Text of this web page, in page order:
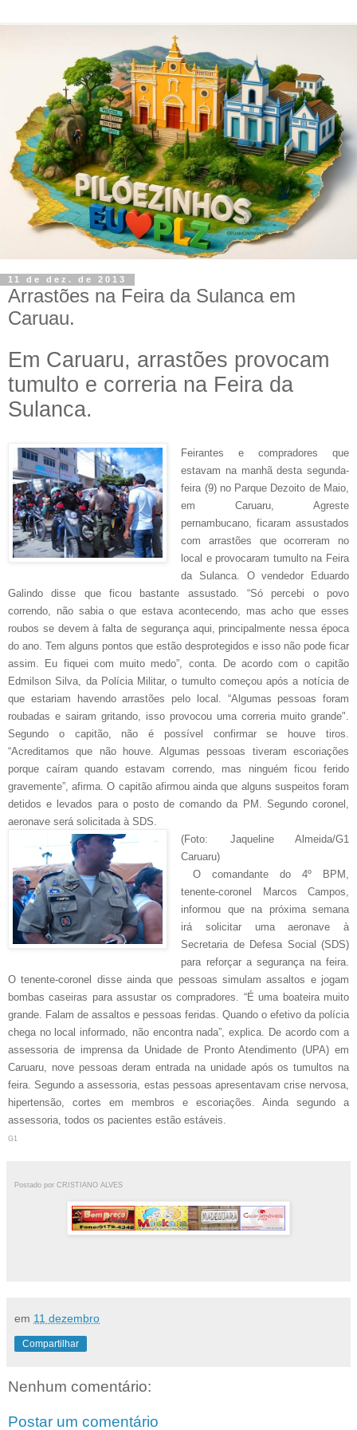
11 de dez. de 2013
Arrastões na Feira da Sulanca em
Caruau.
Em Caruaru, arrastões provocam
tumulto e correria na Feira da
Sulanca.
Feirantes e compradores que
estavam na manhã desta segunda-
feira (9) no Parque Dezoito de Maio,
em Caruaru, Agreste
pernambucano, ficaram assustados
com arrastões que ocorreram no
local e provocaram tumulto na Feira
da Sulanca. O vendedor Eduardo
Galindo disse que ficou bastante assustado. “Só percebi o povo
correndo, não sabia o que estava acontecendo, mas acho que esses
roubos se devem à falta de segurança aqui, principalmente nessa época
do ano. Tem alguns pontos que estão desprotegidos e isso não pode ficar
assim. Eu fiquei com muito medo”, conta. De acordo com o capitão
Edmilson Silva, da Polícia Militar, o tumulto começou após a notícia de
que estariam havendo arrastões pelo local. “Algumas pessoas foram
roubadas e sairam gritando, isso provocou uma correria muito grande".
Segundo o capitão, não é possível confirmar se houve tiros.
“Acreditamos que não houve. Algumas pessoas tiveram escoriações
porque caíram quando estavam correndo, mas ninguém ficou ferido
gravemente”, afirma. O capitão afirmou ainda que alguns suspeitos foram
detidos e levados para o posto de comando da PM. Segundo coronel,
aeronave será solicitada à SDS.
(Foto: Jaqueline Almeida/G1
Caruaru)
O comandante do 4º BPM,
tenente-coronel Marcos Campos,
informou que na próxima semana
irá solicitar uma aeronave à
Secretaria de Defesa Social (SDS)
para reforçar a segurança na feira.
O tenente-coronel disse ainda que pessoas simulam assaltos e jogam
bombas caseiras para assustar os compradores. “É uma boateira muito
grande. Falam de assaltos e pessoas feridas. Quando o efetivo da polícia
chega no local informado, não encontra nada”, explica. De acordo com a
assessoria de imprensa da Unidade de Pronto Atendimento (UPA) em
Caruaru, nove pessoas deram entrada na unidade após os tumultos na
feira. Segundo a assessoria, estas pessoas apresentavam crise nervosa,
hipertensão, cortes em membros e escoriações. Ainda segundo a
assessoria, todos os pacientes estão estáveis.
G1
Postado por CRISTIANO ALVES
em 11 dezembro
Compartilhar
Nenhum comentário:
Postar um comentário